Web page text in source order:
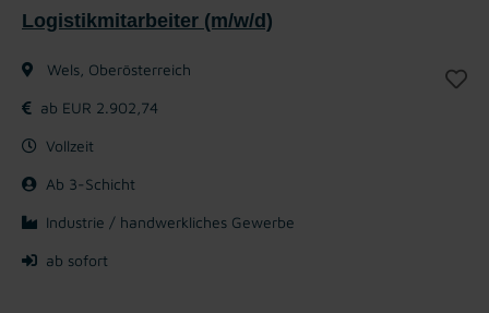
Logistikmitarbeiter (m/w/d)
Wels, Oberösterreich
ab EUR 2.902,74
Vollzeit
Ab 3-Schicht
Industrie / handwerkliches Gewerbe
ab sofort